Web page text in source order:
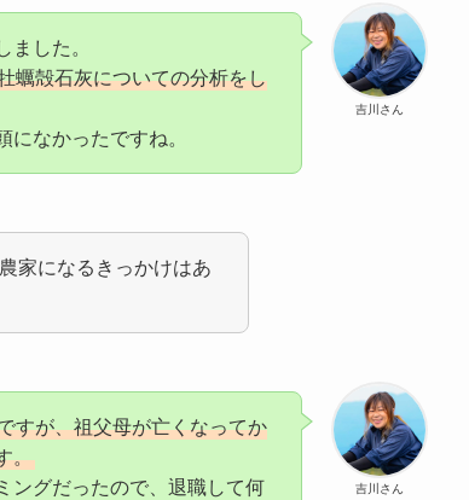
吉川さん
ました。
蠣殻石灰についての分析をし
なかったですね。
家になるきっかけはあ
吉川さん
すが、祖父母が亡くなってか
。
ングだったので、退職して何